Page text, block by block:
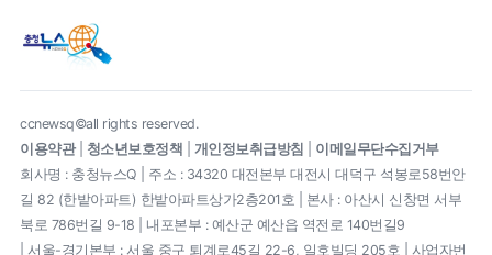
ccnewsq©all rights reserved.
이용약관| 청소년보호정책 개인정보취급방침
이메일무단수집거부
회사명 : 충청뉴스Q | 주소 : 34320 대전본부 대전시 대덕구 석봉로58번안
길 82 (한밭아파트) 한밭아파트상가2층201호 | 본사 : 아산시 신창면 서부
북로 786번길 9-18 | 내포본부 : 예산군 예산읍 역전로 140번길9
| 서울-경기본부 : 서울 중구 퇴계로45길 22-6, 일호빌딩 205호 | 사업자번